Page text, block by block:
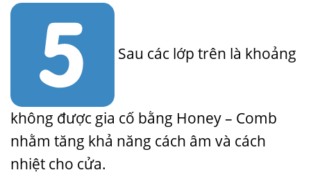
Sau các lớp trên là khoảng
không được gia cố bằng Honey – Comb
nhằm tăng khả năng cách âm và cách
nhiệt cho cửa.